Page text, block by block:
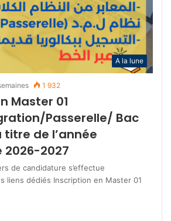
A la lune
1 932
Master 01
Passerelle/ Bac
de l’année
2027
de candidature s’effectue
liens dédiés Inscription en Master 01